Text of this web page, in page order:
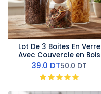
Lot De 3 Boites En Verre
Avec Couvercle en Bois
39.0 DT50.0DT